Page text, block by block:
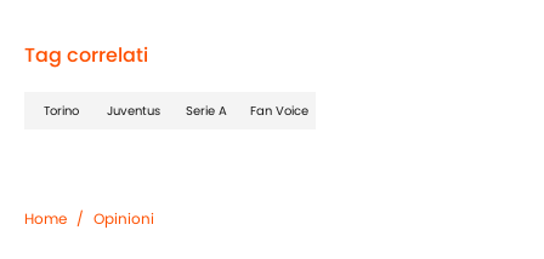
Tag correlati
Torino Juventus Serie A Fan Voice
Home / Opinioni